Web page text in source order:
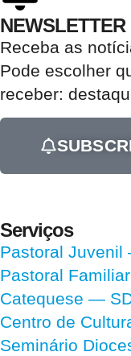
NEWSLETTER
Receba as
Pode escolher
receber:
Serviços
Pastoral Juvenil
Pastoral
Catequese —
Centro de
Seminário